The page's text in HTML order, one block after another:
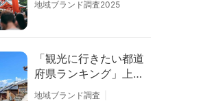
地域ブランド調査2025
「観光に行きたい都道
府県ランキング」上位
の順位に変動あり
地域ブランド調査